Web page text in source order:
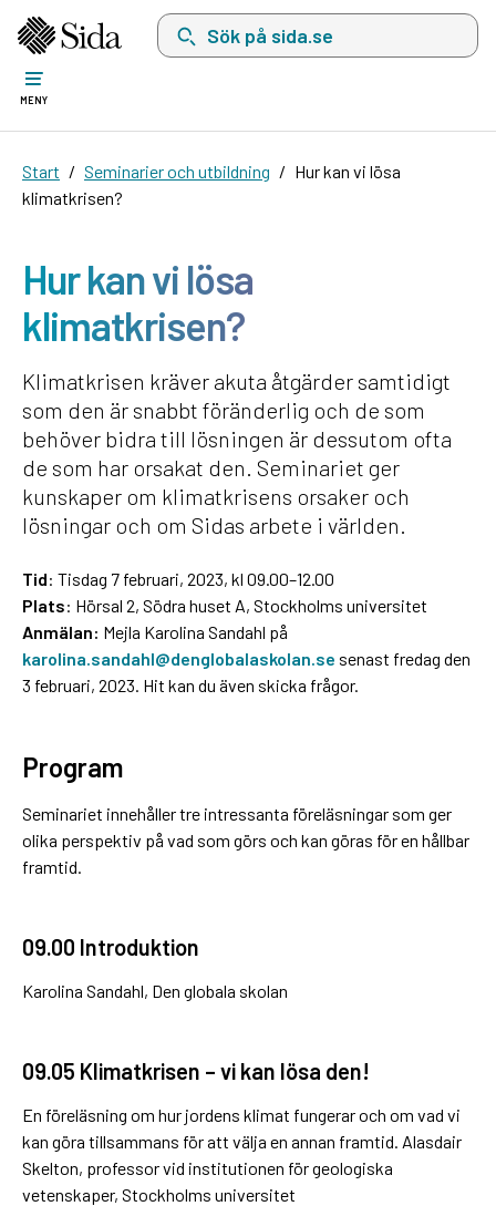
Sök på sida.se, sökförslag kommer att visas
MENY
Start Seminarier och utbildning
Hur kan vi lösa
klimatkrisen?
Hur kan vi lösa
klimatkrisen?
Klimatkrisen kräver akuta åtgärder samtidigt
som den är snabbt föränderlig och de som
behöver bidra till lösningen är dessutom ofta
de som har orsakat den. Seminariet ger
kunskaper om klimatkrisens orsaker och
lösningar och om Sidas arbete i världen.
Tid: Tisdag 7 februari, 2023, kl 09.00–12.00
Plats: Hörsal 2, Södra huset A, Stockholms universitet
Anmälan: Mejla Karolina Sandahl på
karolina.sandahl@denglobalaskolan.se senast fredag den
3 februari, 2023. Hit kan du även skicka frågor.
Program
Seminariet innehåller tre intressanta föreläsningar som ger
olika perspektiv på vad som görs och kan göras för en hållbar
framtid.
09.00 Introduktion
Karolina Sandahl, Den globala skolan
09.05 Klimatkrisen – vi kan lösa den!
En föreläsning om hur jordens klimat fungerar och om vad vi
kan göra tillsammans för att välja en annan framtid. Alasdair
Skelton, professor vid institutionen för geologiska
vetenskaper, Stockholms universitet